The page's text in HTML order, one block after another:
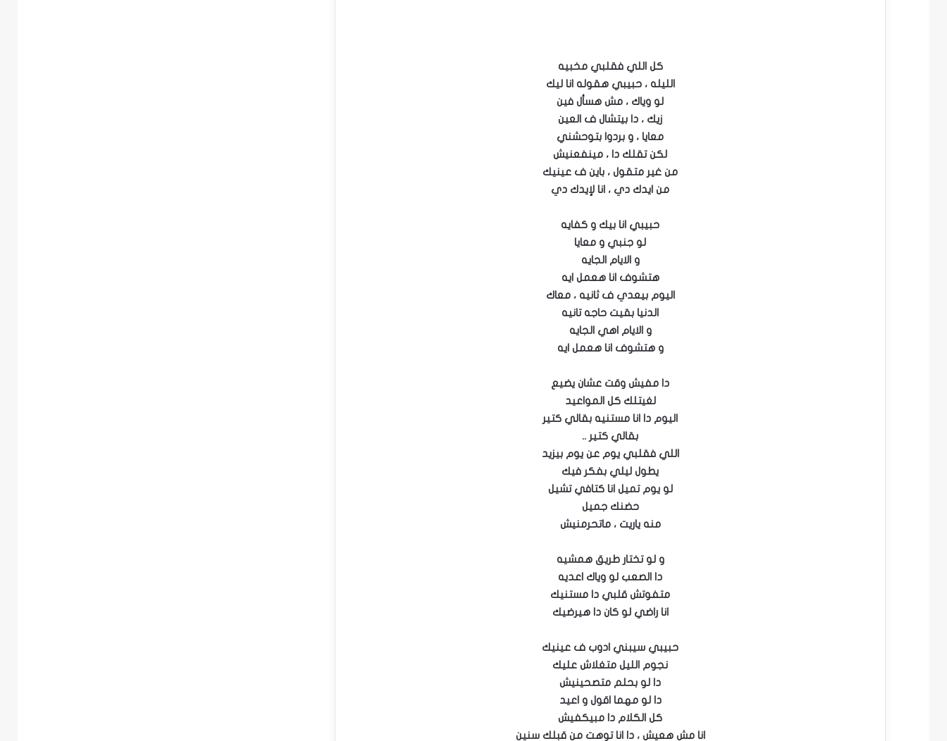
كل اللي فقلبي مخبيه
الليله ، حبيبي هقوله انا ليك
لو وياك ، مش هسأل فين
زيك ، دا بيتشال ف العين
معايا ، و بردوا بتوحشني
لكن تقلك دا ، مينفعنيش
من غير متقول ، باين ف عينيك
من ايدك دي ، انا لإيدك دي
حبيبي انا بيك و كفايه
لو جنبي و معايا
و الايام الجايه
هتشوف انا هعمل ايه
اليوم بيعدي ف ثانيه ، معاك
الدنيا بقيت حاجه تانيه
و الايام اهي الجايه
و هتشوف انا هعمل ايه
دا مفيش وقت عشان يضيع
لغيتلك كل المواعيد
اليوم دا انا مستنيه بقالي كتير
بقالي كتير ..
اللي فقلبي يوم عن يوم بيزيد
يطول ليلي بفكر فيك
لو يوم تميل انا كتافي تشيل
حضنك جميل
منه ياريت ، ماتحرمنيش
و لو تختار طريق همشيه
دا الصعب لو وياك اعديه
متفوتش قلبي دا مستنيك
انا راضي لو كان دا هيرضيك
حبيبي سيبني ادوب ف عينيك
نجوم الليل متغلاش عليك
دا لو بحلم متصحينيش
دا لو مهما اقول و اعيد
كل الكلام دا مبيكفيش
انا مش هعيش ، دا انا توهت من قبلك سنين